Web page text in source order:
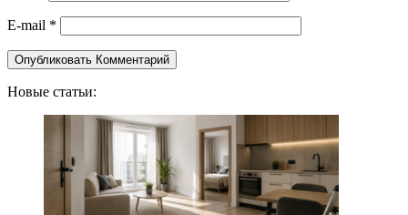
E-mail *
Новые статьи: